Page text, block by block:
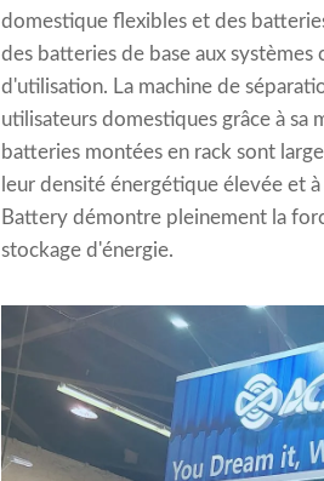
domestique flexibles et des
des batteries de base aux
d'utilisation. La machine de
utilisateurs domestiques grâce à sa
batteries montées en rack sont
leur densité énergétique élevée et
Battery démontre pleinement la
stockage d'énergie.